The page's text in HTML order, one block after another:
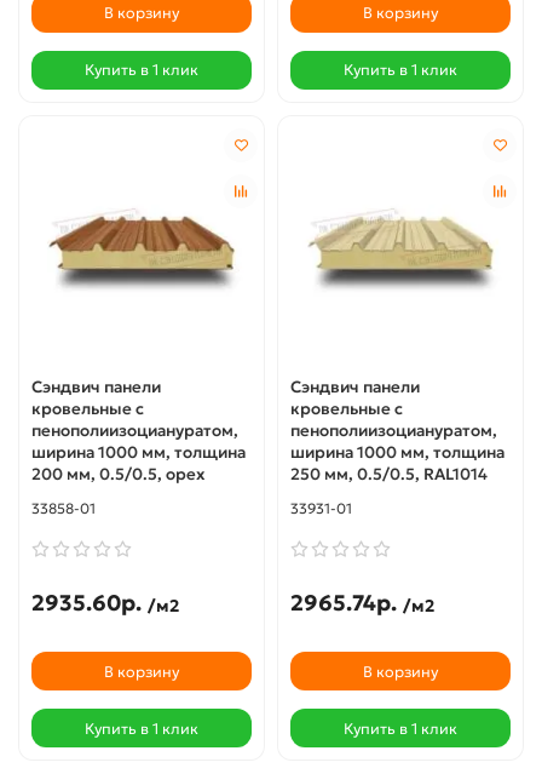
В корзину
Купить в 1 клик
В корзину
Купить в 1 клик
Сэндвич панели
кровельные с
пенополиизоциануратом,
ширина 1000 мм, толщина
200 мм, 0.5/0.5, орех
33858-01
2935.60р. /м2
В корзину
Купить в 1 клик
Сэндвич панели
кровельные с
пенополиизоциануратом,
ширина 1000 мм, толщина
250 мм, 0.5/0.5, RAL1014
33931-01
2965.74р. /м2
В корзину
Купить в 1 клик